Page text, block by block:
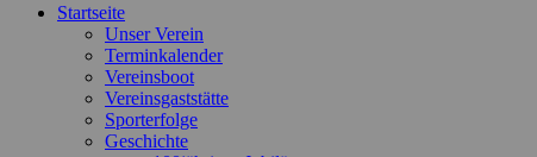
Zum
Startseite
Unser Verein
Terminkalender
Vereinsboot
Vereinsgaststätte
Sporterfolge
Geschichte